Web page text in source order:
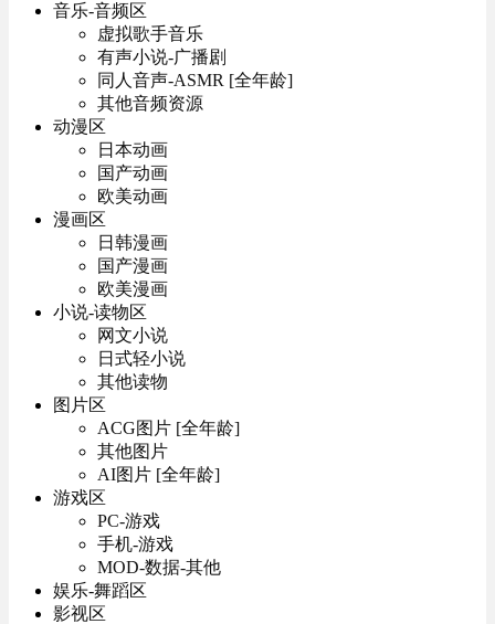
音乐-音频区
虚拟歌手音乐
有声小说-广播剧
同人音声-ASMR [全年龄]
其他音频资源
动漫区
日本动画
国产动画
欧美动画
漫画区
日韩漫画
国产漫画
欧美漫画
小说-读物区
网文小说
日式轻小说
其他读物
图片区
ACG图片 [全年龄]
其他图片
AI图片 [全年龄]
游戏区
PC-游戏
手机-游戏
MOD-数据-其他
娱乐-舞蹈区
影视区